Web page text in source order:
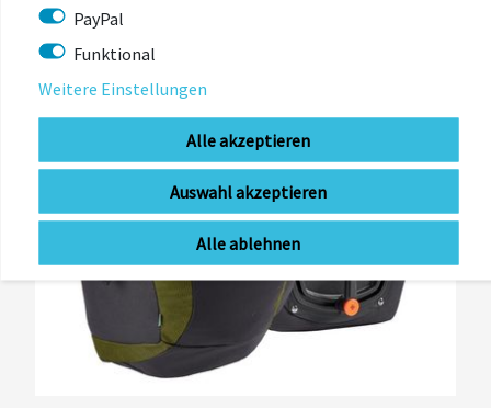
PayPal
Funktional
Weitere Einstellungen
Alle akzeptieren
Auswahl akzeptieren
Alle ablehnen